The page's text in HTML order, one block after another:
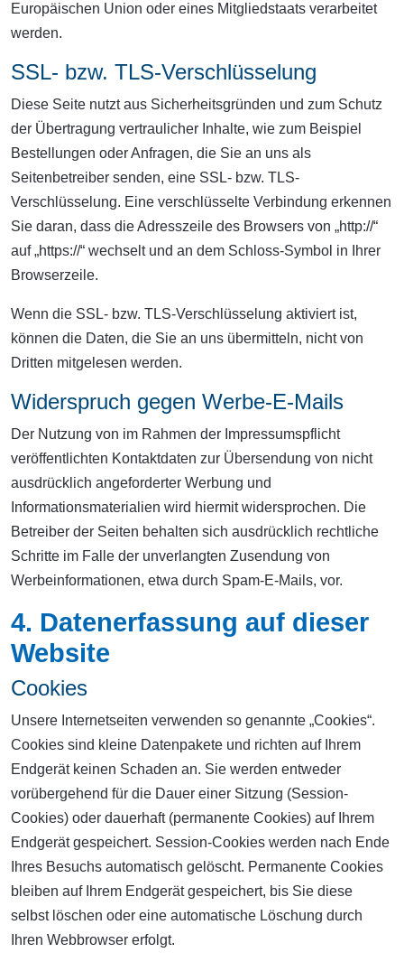
Europäischen Union oder eines Mitgliedstaats verarbeitet
werden.
SSL- bzw. TLS-Verschlüsselung
Diese Seite nutzt aus Sicherheitsgründen und zum Schutz
der Übertragung vertraulicher Inhalte, wie zum Beispiel
Bestellungen oder Anfragen, die Sie an uns als
Seitenbetreiber senden, eine SSL- bzw. TLS-
Verschlüsselung. Eine verschlüsselte Verbindung erkennen
Sie daran, dass die Adresszeile des Browsers von „http://“
auf „https://“ wechselt und an dem Schloss-Symbol in Ihrer
Browserzeile.
Wenn die SSL- bzw. TLS-Verschlüsselung aktiviert ist,
können die Daten, die Sie an uns übermitteln, nicht von
Dritten mitgelesen werden.
Widerspruch gegen Werbe-E-Mails
Der Nutzung von im Rahmen der Impressumspflicht
veröffentlichten Kontaktdaten zur Übersendung von nicht
ausdrücklich angeforderter Werbung und
Informationsmaterialien wird hiermit widersprochen. Die
Betreiber der Seiten behalten sich ausdrücklich rechtliche
Schritte im Falle der unverlangten Zusendung von
Werbeinformationen, etwa durch Spam-E-Mails, vor.
4. Datenerfassung auf dieser
Website
Cookies
Unsere Internetseiten verwenden so genannte „Cookies“.
Cookies sind kleine Datenpakete und richten auf Ihrem
Endgerät keinen Schaden an. Sie werden entweder
vorübergehend für die Dauer einer Sitzung (Session-
Cookies) oder dauerhaft (permanente Cookies) auf Ihrem
Endgerät gespeichert. Session-Cookies werden nach Ende
Ihres Besuchs automatisch gelöscht. Permanente Cookies
bleiben auf Ihrem Endgerät gespeichert, bis Sie diese
selbst löschen oder eine automatische Löschung durch
Ihren Webbrowser erfolgt.